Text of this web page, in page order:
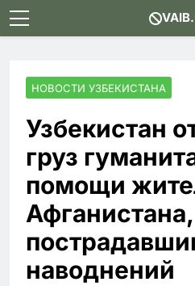
Skip
to
НОВОСТИ УЗБЕКИСТАНА
Узбекистан
груз
помощи
Афганистана,
наводнений